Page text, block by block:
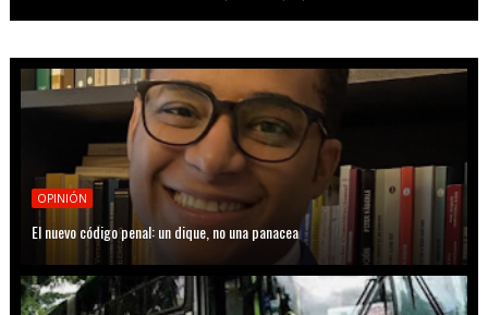
OPINIÓN
El nuevo código penal: un dique, no una panacea